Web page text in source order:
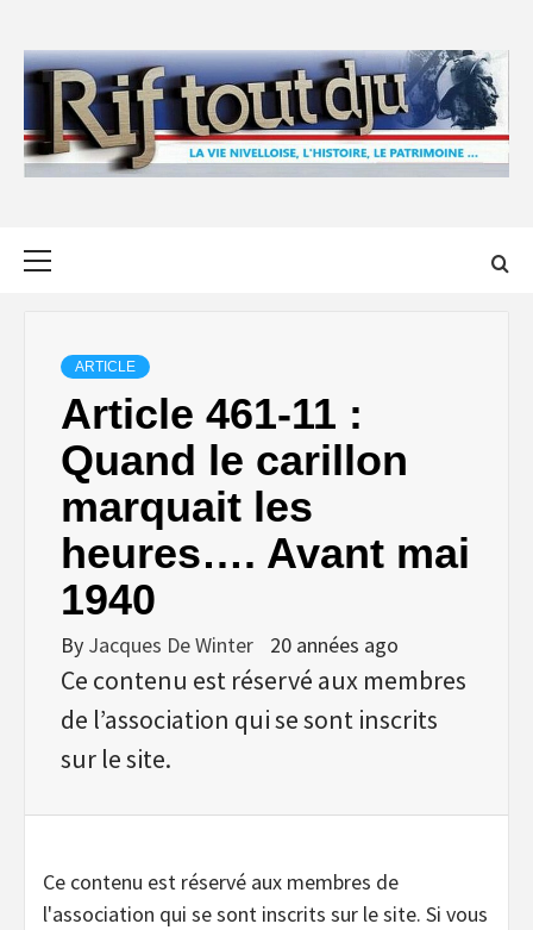
content
ARTICLE
Article 461-11 :
Quand le carillon
marquait les
heures…. Avant mai
1940
By Jacques De Winter 20 années ago
Ce contenu est réservé aux membres
de l’association qui se sont inscrits
sur le site.
Ce contenu est réservé aux membres de
l'association qui se sont inscrits sur le site. Si vous